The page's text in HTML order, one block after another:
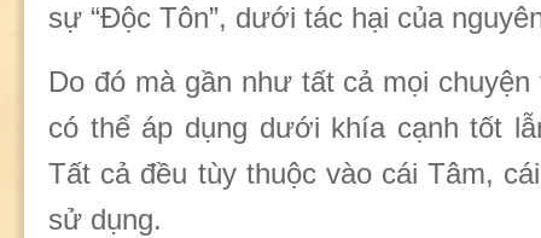
sự “Độc Tôn”, dưới tác hại của
Do đó mà gần như tất cả mọi
có thể áp dụng dưới khía cạnh tốt
Tất cả đều tùy thuộc vào cái Tâm,
sử dụng.